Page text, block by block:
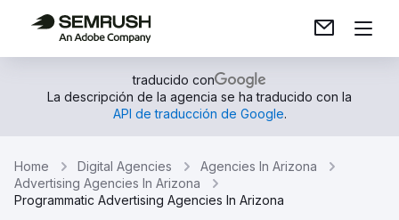
traducido con
La descripción de la agencia se ha traducido con la
API de traducción de Google.
Home Digital Agencies
Agencies In Arizona
Advertising Agencies In Arizona
Programmatic Advertising Agencies In Arizona